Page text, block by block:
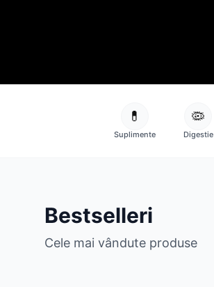
💊
Suplimente
🦠
Digestie
Bestselleri
Cele mai vândute produse